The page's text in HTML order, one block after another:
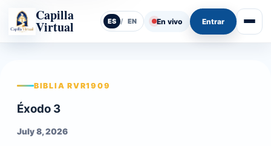
Capilla
Virtual ES / EN En vivo Entrar Abrir
BIBLIA RVR1909
Éxodo 3
July 8, 2026